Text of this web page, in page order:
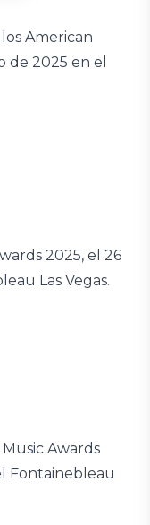
American
de 2025 en el
2025, el 26
Las Vegas.
Awards
Fontainebleau